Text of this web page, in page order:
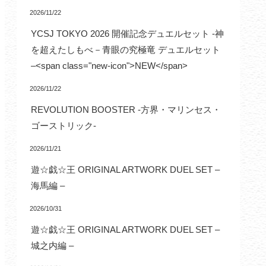
2026/11/22
YCSJ TOKYO 2026 開催記念デュエルセット -神
を超えたしもべ－青眼の究極竜 デュエルセット
–<span class="new-icon">NEW</span>
2026/11/22
REVOLUTION BOOSTER -方界・マリンセス・
ゴーストリック-
2026/11/21
遊☆戯☆王 ORIGINAL ARTWORK DUEL SET –
海馬編 –
2026/10/31
遊☆戯☆王 ORIGINAL ARTWORK DUEL SET –
城之内編 –